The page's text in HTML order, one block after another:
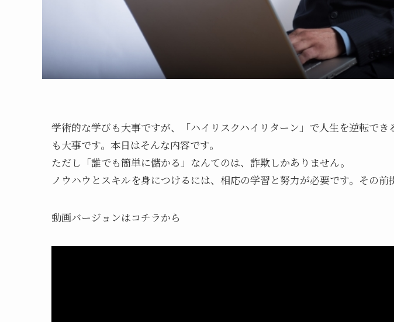
学術的な学びも大事ですが、「ハイリスクハイリターン」で人生を逆転でき
も大事です。本日はそんな内容です。
ただし「誰でも簡単に儲かる」なんてのは、詐欺しかありません。
ノウハウとスキルを身につけるには、相応の学習と努力が必要です。その前
動画バージョンはコチラから